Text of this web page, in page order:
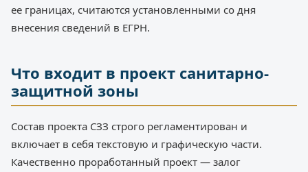
ее границах, считаются установленными со дня
внесения сведений в ЕГРН.
Что входит в проект санитарно-
защитной зоны
Состав проекта СЗЗ строго регламентирован и
включает в себя текстовую и графическую части.
Качественно проработанный проект — залог